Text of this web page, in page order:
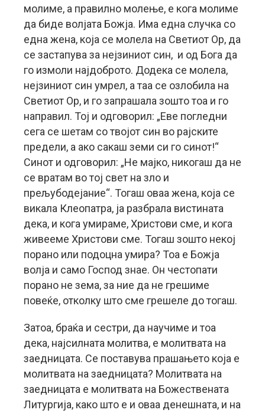
молиме, а правилно молење, е кога молиме
да биде волјата Божја. Има една случка со
една жена, која се молела на Светиот Ор, да
се застапува за нејзиниот син, и од Бога да
го измоли најдоброто. Додека се молела,
нејзиниот син умрел, а таа се озлобила на
Светиот Ор, и го запрашала зошто тоа и го
направил. Тој и одговорил: „Еве погледни
сега се шетам со твојот син во рајските
предели, а ако сакаш земи си го синот!“
Синот и одговорил: „Не мајко, никогаш да не
се вратам во тој свет на зло и
прељубодејание“. Тогаш оваа жена, која се
викала Клеопатра, ја разбрала вистината
дека, и кога умираме, Христови сме, и кога
живееме Христови сме. Тогаш зошто некој
порано или подоцна умира? Тоа е Божја
волја и само Господ знае. Он честопати
порано не зема, за ние да не грешиме
повеќе, отколку што сме грешеле до тогаш.
Затоа, браќа и сестри, да научиме и тоа
дека, најсилната молитва, е молитвата на
заедницата. Се поставува прашањето која е
молитвата на заедницата? Молитвата на
заедницата е молитвата на Божествената
Литургија, како што е и оваа денешната, и на